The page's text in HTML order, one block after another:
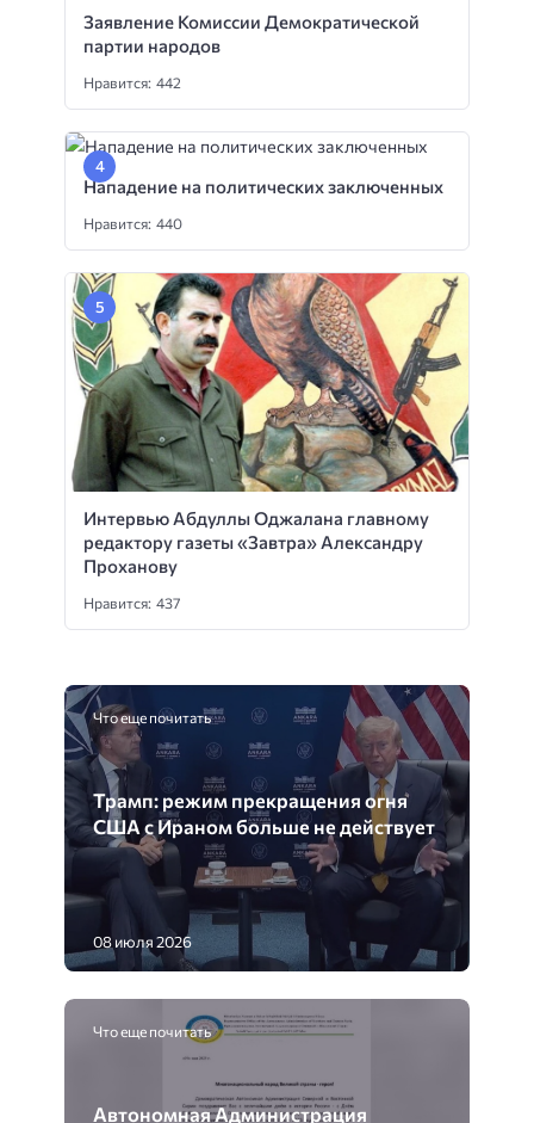
Заявление Комиссии Демократической
партии народов
Нравится: 442
Нападение на политических заключенных
Нравится: 440
Интервью Абдуллы Оджалана главному
редактору газеты «Завтра» Александру
Проханову
Нравится: 437
Что еще почитать
Трамп: режим прекращения огня
США с Ираном больше не действует
08 июля 2026
Что еще почитать
Автономная Администрация